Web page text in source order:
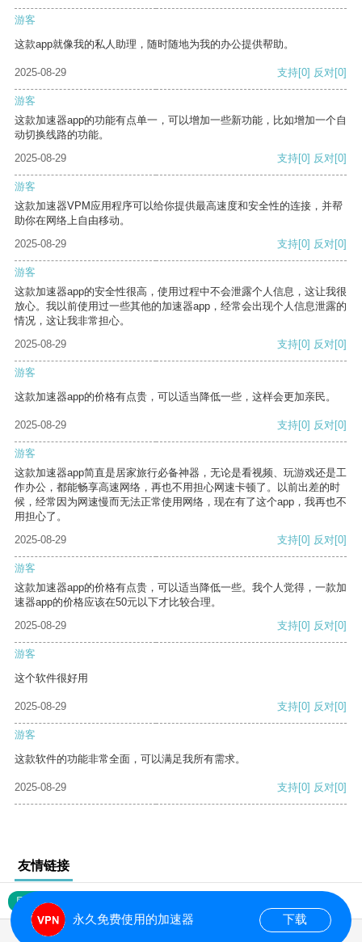
游客
这款app就像我的私人助理，随时随地为我的办公提供帮助。
2025-08-29 支持[0] 反对[0]
游客
这款加速器app的功能有点单一，可以增加一些新功能，比如增加一个自
动切换线路的功能。
2025-08-29
支持[0] 反对[0]
游客
这款加速器VPM应用程序可以给你提供最高速度和安全性的连接，并帮
助你在网络上自由移动。
2025-08-29
支持[0] 反对[0]
游客
这款加速器app的安全性很高，使用过程中不会泄露个人信息，这让我很
放心。我以前使用过一些其他的加速器app，经常会出现个人信息泄露的
情况，这让我非常担心。
2025-08-29
支持[0] 反对[0]
游客
这款加速器app的价格有点贵，可以适当降低一些，这样会更加亲民。
2025-08-29 支持[0] 反对[0]
游客
这款加速器app简直是居家旅行必备神器，无论是看视频、玩游戏还是工
作办公，都能畅享高速网络，再也不用担心网速卡顿了。以前出差的时
候，经常因为网速慢而无法正常使用网络，现在有了这个app，我再也不
用担心了。
2025-08-29
支持[0] 反对[0]
游客
这款加速器app的价格有点贵，可以适当降低一些。我个人觉得，一款加
速器app的价格应该在50元以下才比较合理。
2025-08-29
支持[0] 反对[0]
游客
这个软件很好用
2025-08-29 支持[0] 反对[0]
游客
这款软件的功能非常全面，可以满足我所有需求。
2025-08-29 支持[0] 反对[0]
友情链接
网站地图
永久免费使用的加速器 下载